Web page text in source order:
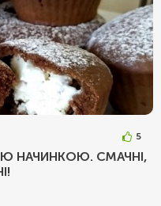
5
НАЧИНКОЮ. СМАЧНІ,